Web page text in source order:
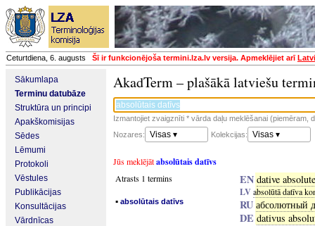
Ceturtdiena, 6. augusts Šī ir funkcionējoša termini.lza.lv versija. Apmeklējiet arī
Sākumlapa
Terminu datubāze
Struktūra un principi
Apakškomisijas
Sēdes
Lēmumi
Protokoli
Vēstules
Publikācijas
Konsultācijas
Vārdnīcas
AkadTerm – plašākā latviešu
Izmantojiet zvaigznīti * vārda daļu meklēšanai (piemēram,
Nozares:
Visas ▾ Kolekcijas: Visas ▾
Jūs meklējātabsolūtais datīvs
Atrasts 1 termins
▪ absolūtais datīvs
EN dative
LVabsolūtā datīva
RU абсолютный
DE dativus